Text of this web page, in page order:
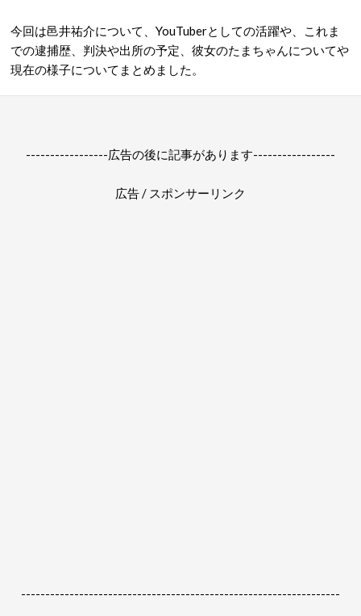
今回は邑井祐介について、YouTuberとしての活躍や、これま
での逮捕歴、判決や出所の予定、彼女のたまちゃんについてや
現在の様子についてまとめました。
-----------------広告の後に記事があります-----------------
広告 / スポンサーリンク
------------------------------------------------------------------